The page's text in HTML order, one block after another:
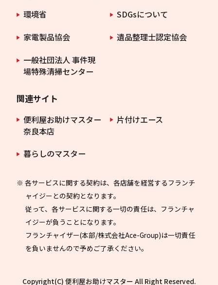
環境省
SDGsについて
家電製品協会
遺品整理士認定協会
一般社団法人 事件現
場特殊清掃センター
関連サイト
便利屋お助けマスター
奈良本店
片付けエース
暮らしのマスター
※ 各サービスに関する契約は、各店舗を経営するフランチ
ャイジーとの契約となります。
従って、各サービスに関する一切の責任は、フランチャ
イジーが負うことになります。
フランチャイザー(本部/株式会社Ace-Group)は一切責任
を負いませんので予めご了承ください。
Copyright(C) 便利屋お助けマスター All Right Reserved.